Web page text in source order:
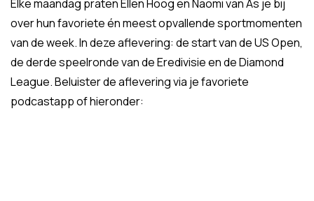
Elke maandag praten Ellen Hoog en Naomi van As je bij
over hun favoriete én meest opvallende sportmomenten
van de week. In deze aflevering: de start van de US Open,
de derde speelronde van de Eredivisie en de Diamond
League. Beluister de aflevering via je favoriete
podcastapp of hieronder: